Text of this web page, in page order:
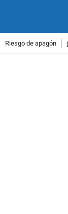
Riesgo de apagón